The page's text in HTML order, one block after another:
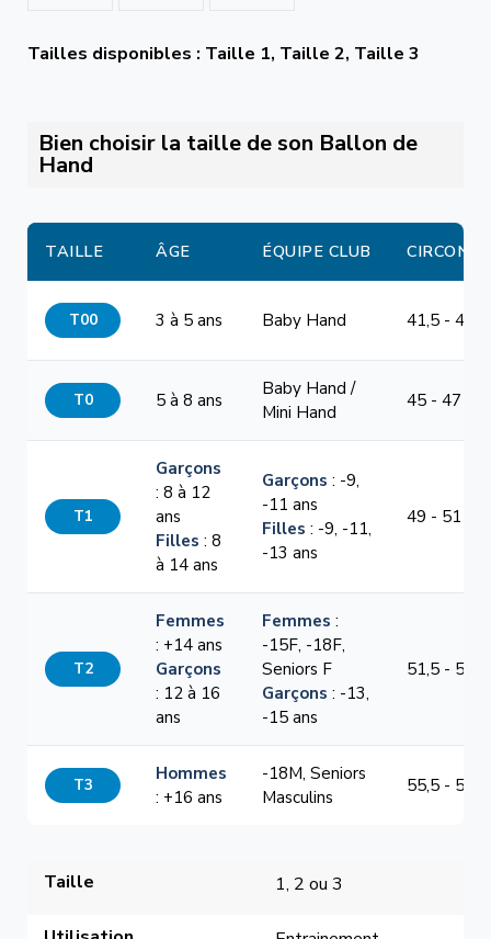
Tailles disponibles : Taille 1, Taille 2, Taille 3
Bien choisir la taille de son Ballon de
Hand
TAILLE ÂGE ÉQUIPE CLUB
T00 3 à 5 ans Baby Hand 41,5 - 44
T0 5 à 8 ans
Baby Hand /
Mini Hand
45 - 47 cm
T1
Garçons
: 8 à 12
ans
Filles : 8
à 14 ans
Garçons : -9,
-11 ans
Filles : -9, -11,
-13 ans
49 - 51 cm
T2
Femmes
: +14 ans
Garçons
: 12 à 16
ans
Femmes :
-15F, -18F,
Seniors F
Garçons : -13,
-15 ans
51,5 -
T3
Hommes
: +16 ans
-18M, Seniors
Masculins
55,5 -
Taille 1, 2 ou 3